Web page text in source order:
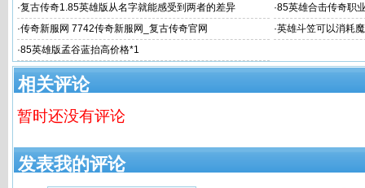
士走续航路线
·复古传奇1.85英雄版从名字就能感受到两者的差异 ·85英雄合击传奇职
·传奇新服网 7742传奇新服网_复古传奇官网 ·英雄斗笠可以消耗
·85英雄版孟谷蓝抬高价格*1
相关评论
暂时还没有评论
发表我的评论